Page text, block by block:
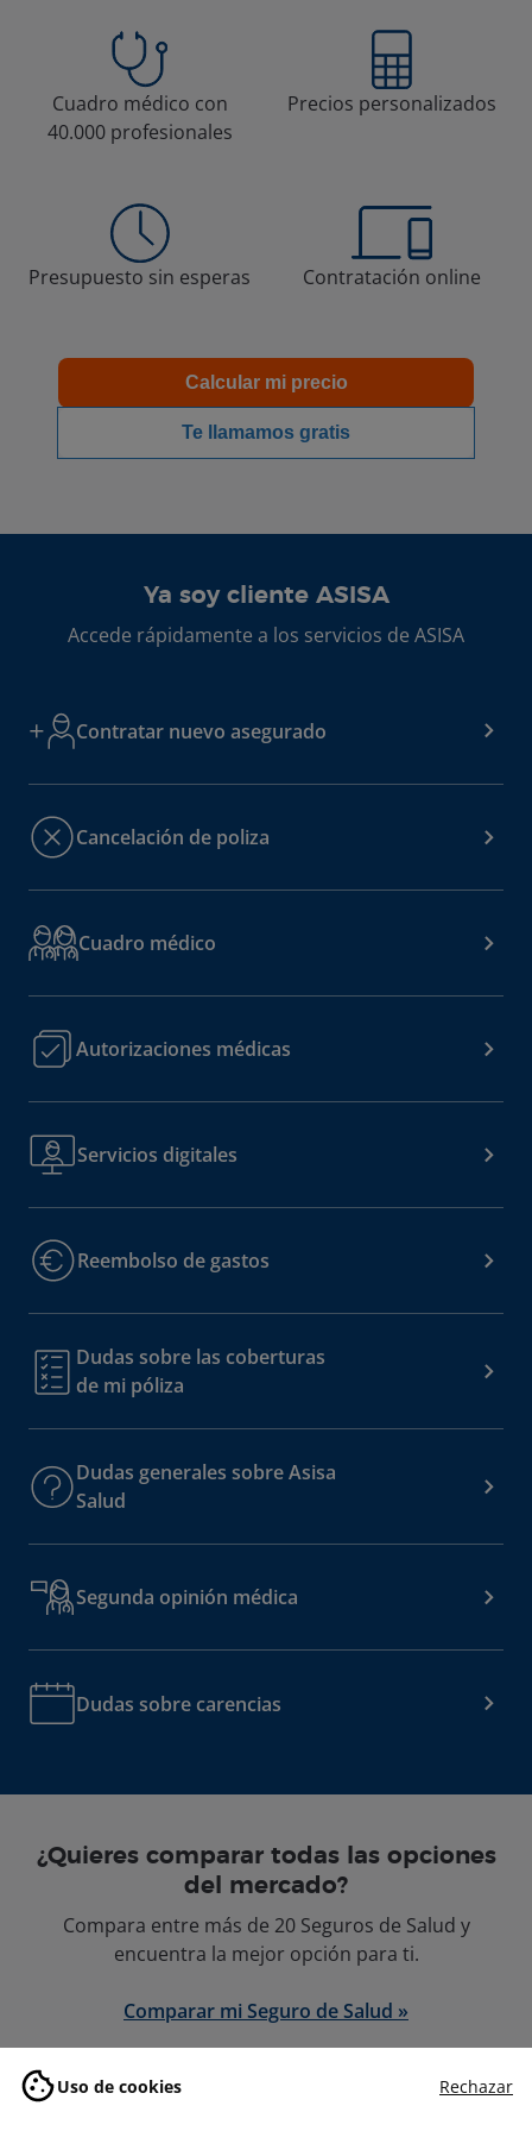
Uso de cookies Rechazar
Cuadro médico con
40.000 profesionales
Precios personalizados
Presupuesto sin esperas Contratación online
Calcular mi precio
Te llamamos gratis
Ya soy cliente ASISA
Accede rápidamente a los servicios de ASISA
Contratar nuevo asegurado
Cancelación de poliza
Cuadro médico
Autorizaciones médicas
Servicios digitales
Reembolso de gastos
Dudas sobre las coberturas
de mi póliza
Dudas generales sobre Asisa
Salud
Segunda opinión médica
Dudas sobre carencias
¿Quieres comparar todas las opciones
del mercado?
Compara entre más de 20 Seguros de Salud y
encuentra la mejor opción para ti.
Comparar mi Seguro de Salud »